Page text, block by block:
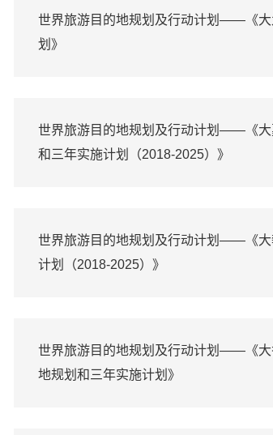
世界旅游目的地规划及行动计划——《
划》
世界旅游目的地规划及行动计划——《大
和三年实施计划（2018-2025）》
世界旅游目的地规划及行动计划——《
计划（2018-2025）》
世界旅游目的地规划及行动计划——《大
地规划和三年实施计划》